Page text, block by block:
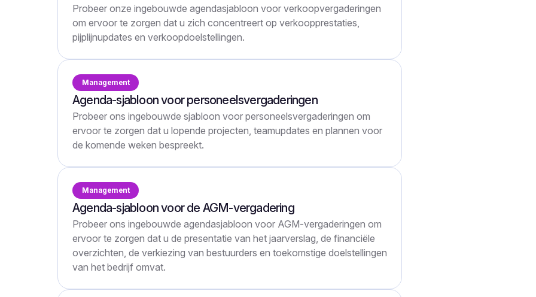
Probeer onze ingebouwde agendasjabloon voor verkoopvergaderingen
om ervoor te zorgen dat u zich concentreert op verkoopprestaties,
pijplijnupdates en verkoopdoelstellingen.
Management
Agenda-sjabloon voor personeelsvergaderingen
Probeer ons ingebouwde sjabloon voor personeelsvergaderingen om
ervoor te zorgen dat u lopende projecten, teamupdates en plannen voor
de komende weken bespreekt.
Management
Agenda-sjabloon voor de AGM-vergadering
Probeer ons ingebouwde agendasjabloon voor AGM-vergaderingen om
ervoor te zorgen dat u de presentatie van het jaarverslag, de financiële
overzichten, de verkiezing van bestuurders en toekomstige doelstellingen
van het bedrijf omvat.